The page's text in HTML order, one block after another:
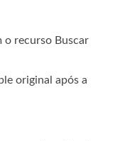
o recurso Buscar
original após a